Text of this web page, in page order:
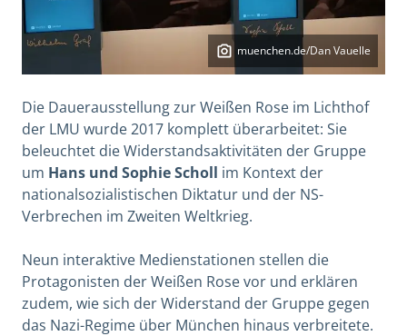
muenchen.de/Dan Vauelle
Die Dauerausstellung zur Weißen Rose im Lichthof
der LMU wurde 2017 komplett überarbeitet: Sie
beleuchtet die Widerstandsaktivitäten der Gruppe
um Hans und Sophie Scholl im Kontext der
nationalsozialistischen Diktatur und der NS-
Verbrechen im Zweiten Weltkrieg.
Neun interaktive Medienstationen stellen die
Protagonisten der Weißen Rose vor und erklären
zudem, wie sich der Widerstand der Gruppe gegen
das Nazi-Regime über München hinaus verbreitete.